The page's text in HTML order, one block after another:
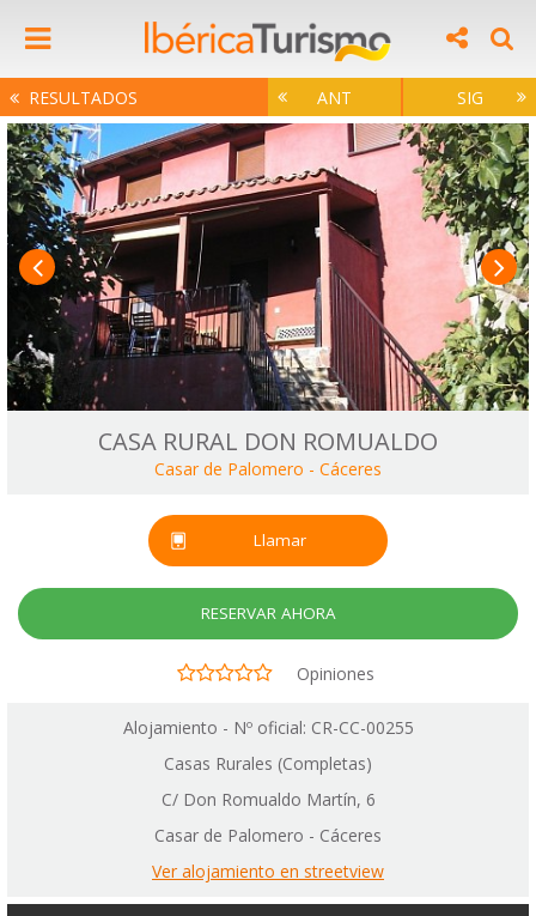
RESULTADOS ANT SIG
CASA RURAL DON ROMUALDO
Casar de Palomero - Cáceres
Llamar
RESERVAR AHORA
Opiniones
Alojamiento - Nº oficial: CR-CC-00255
Casas Rurales (Completas)
C/ Don Romualdo Martín, 6
Casar de Palomero - Cáceres
Ver alojamiento en streetview